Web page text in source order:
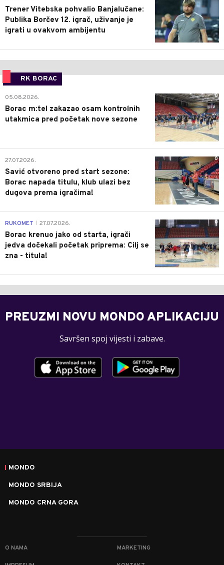
Trener Vitebska pohvalio Banjalučane:
Publika Borčev 12. igrač, uživanje je
igrati u ovakvom ambijentu
RK BORAC
0
05.08.2026.
Borac m:tel zakazao osam kontrolnih
utakmica pred početak nove sezone
0
27.07.2026.
Savić otvoreno pred start sezone:
Borac napada titulu, klub ulazi bez
dugova prema igračima!
0
RUKOMET 27.07.2026.
Borac krenuo jako od starta, igrači
jedva dočekali početak priprema: Cilj se
zna - titula!
PREUZMI NOVU MONDO APLIKACIJU
Savršen spoj vijesti i zabave.
MONDO
MONDO SRBIJA
MONDO CRNA GORA
O NAMA MARKETING